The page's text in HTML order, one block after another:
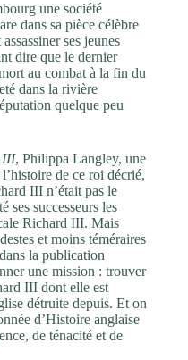
une société
dans sa pièce célèbre
ses jeunes
dire que le dernier
au combat à la fin du
dans la rivière
quelque peu
III, Philippa Langley, une
de ce roi décrié,
III n’était pas le
ses successeurs les
Richard III. Mais
et moins téméraires
la publication
une mission : trouver
III dont elle est
détruite depuis. Et on
d’Histoire anglaise
de ténacité et de